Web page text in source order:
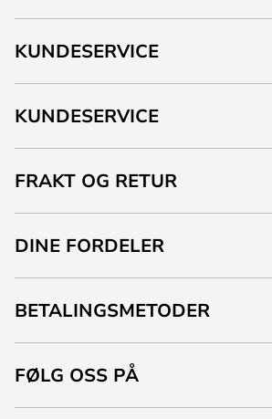
KUNDESERVICE
KUNDESERVICE
FRAKT OG RETUR
DINE FORDELER
BETALINGSMETODER
FØLG OSS PÅ